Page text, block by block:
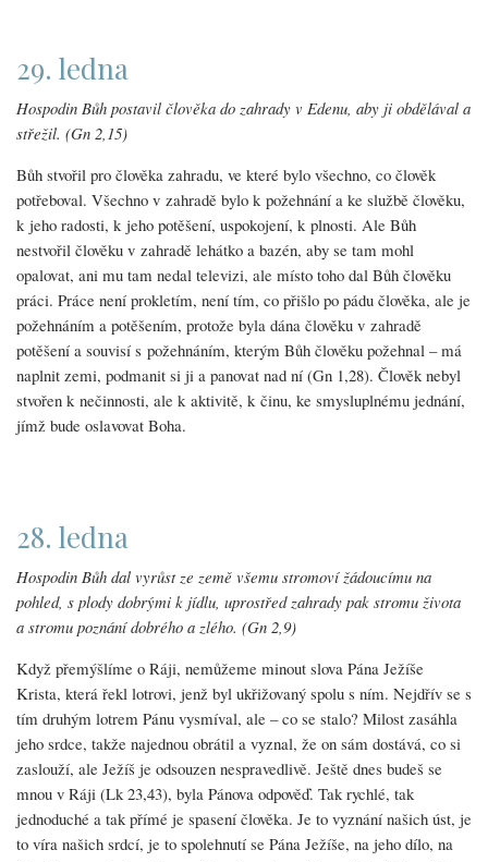
29. ledna
Hospodin Bůh postavil člověka do zahrady v Edenu, aby ji obdělával a
střežil. (Gn 2,15)
Bůh stvořil pro člověka zahradu, ve které bylo všechno, co člověk
potřeboval. Všechno v zahradě bylo k požehnání a ke službě člověku,
k jeho radosti, k jeho potěšení, uspokojení, k plnosti. Ale Bůh
nestvořil člověku v zahradě lehátko a bazén, aby se tam mohl
opalovat, ani mu tam nedal televizi, ale místo toho dal Bůh člověku
práci. Práce není prokletím, není tím, co přišlo po pádu člověka, ale je
požehnáním a potěšením, protože byla dána člověku v zahradě
potěšení a souvisí s požehnáním, kterým Bůh člověku požehnal – má
naplnit zemi, podmanit si ji a panovat nad ní (Gn 1,28). Člověk nebyl
stvořen k nečinnosti, ale k aktivitě, k činu, ke smysluplnému jednání,
jímž bude oslavovat Boha.
28. ledna
Hospodin Bůh dal vyrůst ze země všemu stromoví žádoucímu na
pohled, s plody dobrými k jídlu, uprostřed zahrady pak stromu života
a stromu poznání dobrého a zlého. (Gn 2,9)
Když přemýšlíme o Ráji, nemůžeme minout slova Pána Ježíše
Krista, která řekl lotrovi, jenž byl ukřižovaný spolu s ním. Nejdřív se s
tím druhým lotrem Pánu vysmíval, ale – co se stalo? Milost zasáhla
jeho srdce, takže najednou obrátil a vyznal, že on sám dostává, co si
zaslouží, ale Ježíš je odsouzen nespravedlivě. Ještě dnes budeš se
mnou v Ráji (Lk 23,43), byla Pánova odpověď. Tak rychlé, tak
jednoduché a tak přímé je spasení člověka. Je to vyznání našich úst, je
to víra našich srdcí, je to spolehnutí se Pána Ježíše, na jeho dílo, na